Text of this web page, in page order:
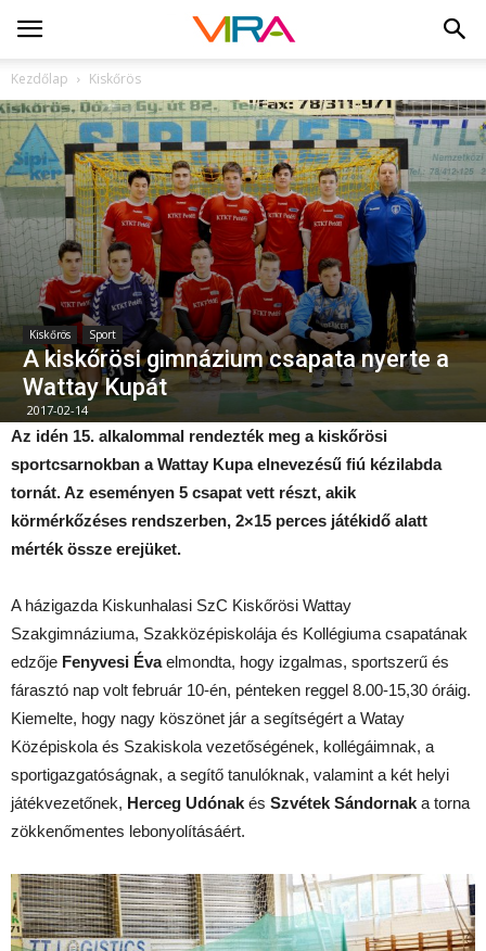
Kezdőlap Kiskőrös
Kiskőrös Sport
A kiskőrösi gimnázium csapata nyerte a
Wattay Kupát
2017-02-14
Az idén 15. alkalommal rendezték meg a kiskőrösi
sportcsarnokban a Wattay Kupa elnevezésű fiú kézilabda
tornát. Az eseményen 5 csapat vett részt, akik
körmérkőzéses rendszerben, 2×15 perces játékidő alatt
mérték össze erejüket.
A házigazda Kiskunhalasi SzC Kiskőrösi Wattay
Szakgimnáziuma, Szakközépiskolája és Kollégiuma csapatának
edzője Fenyvesi Évaelmondta, hogy izgalmas, sportszerű és
fárasztó nap volt február 10-én, pénteken reggel 8.00-15,30 óráig.
Kiemelte, hogy nagy köszönet jár a segítségért a Watay
Középiskola és Szakiskola vezetőségének, kollégáimnak, a
sportigazgatóságnak, a segítő tanulóknak, valamint a két helyi
játékvezetőnek, Herceg Udónak és Szvétek Sándornak a torna
zökkenőmentes lebonyolításáért.